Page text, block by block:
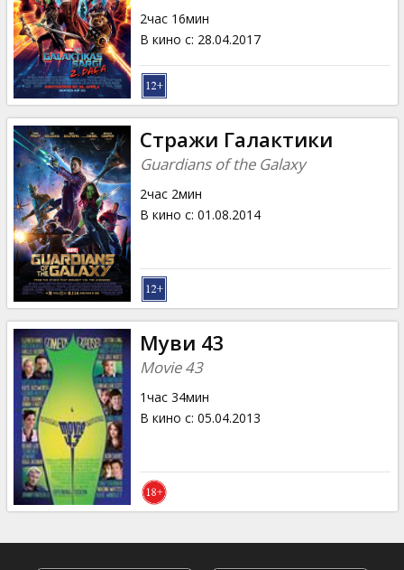
2час 16мин
В кино с: 28.04.2017
Стражи Галактики
Guardians of the Galaxy
2час 2мин
В кино с: 01.08.2014
Муви 43
Movie 43
1час 34мин
В кино с: 05.04.2013